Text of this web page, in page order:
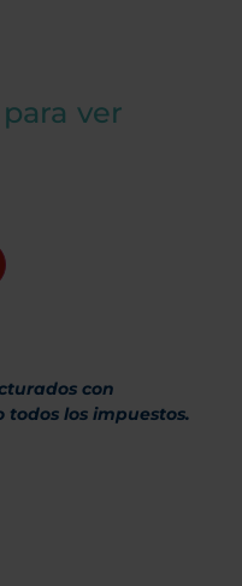
para ver
con
los impuestos.